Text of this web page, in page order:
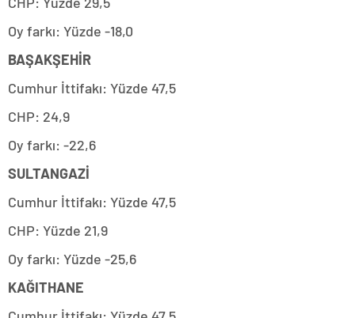
Oy farkı: Yüzde -18,0
BAŞAKŞEHİR
Cumhur İttifakı: Yüzde 47,5
CHP: 24,9
Oy farkı: -22,6
SULTANGAZİ
Cumhur İttifakı: Yüzde 47,5
CHP: Yüzde 21,9
Oy farkı: Yüzde -25,6
KAĞITHANE